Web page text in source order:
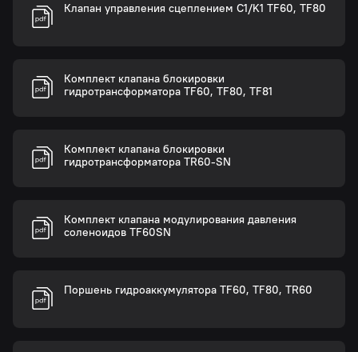
Клапан управления сцеплением C1/K1 TF60, TF80
Комплект клапана блокировки
гидротрансформатора TF60, TF80, TF81
Комплект клапана блокировки
гидротрансформатора TR60-SN
Комплект клапана модулирования давления
соленоидов TF60SN
Поршень гидроаккумулятора TF60, TF80, TR60